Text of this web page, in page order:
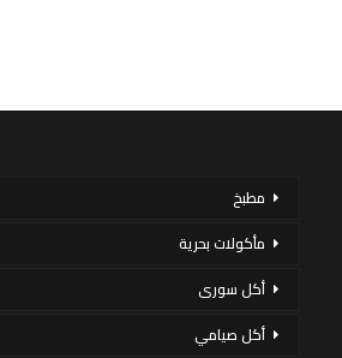
مطبخ
مأكولات بحرية
أكل سورى
أكل صيامي